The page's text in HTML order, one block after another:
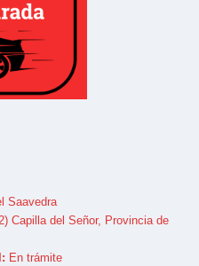
Saavedra
Capilla del Señor, Provincia de
En trámite